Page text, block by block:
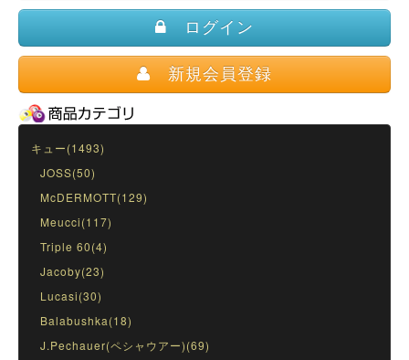
ログイン
新規会員登録
キュー(1493)
JOSS(50)
McDERMOTT(129)
Meucci(117)
Triple 60(4)
Jacoby(23)
Lucasi(30)
Balabushka(18)
J.Pechauer(ペシャウアー)(69)